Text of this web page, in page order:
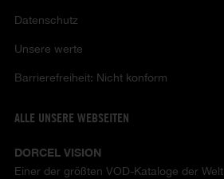
Datenschutz
Unsere werte
Barrierefreiheit: Nicht konform
ALLE UNSERE WEBSEITEN
DORCEL VISION
Einer der größten VOD-Kataloge der Welt